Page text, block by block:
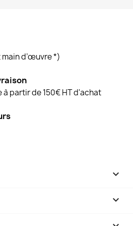
d’œuvre *)
partir de 150€ HT d'achat

